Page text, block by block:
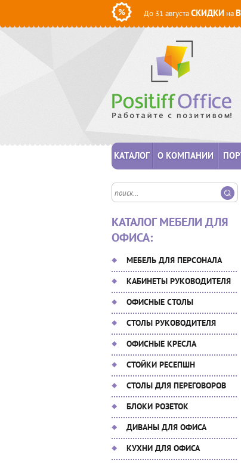
До 31 августаСКИДКИ на
КАТАЛОГ О КОМПАНИИ
КАТАЛОГ МЕБЕЛИ ДЛЯ
ОФИСА:
МЕБЕЛЬ ДЛЯ ПЕРСОНАЛА
КАБИНЕТЫ РУКОВОДИТЕЛЯ
ОФИСНЫЕ СТОЛЫ
СТОЛЫ РУКОВОДИТЕЛЯ
ОФИСНЫЕ КРЕСЛА
СТОЙКИ РЕСЕПШН
СТОЛЫ ДЛЯ ПЕРЕГОВОРОВ
БЛОКИ РОЗЕТОК
ДИВАНЫ ДЛЯ ОФИСА
КУХНИ ДЛЯ ОФИСА